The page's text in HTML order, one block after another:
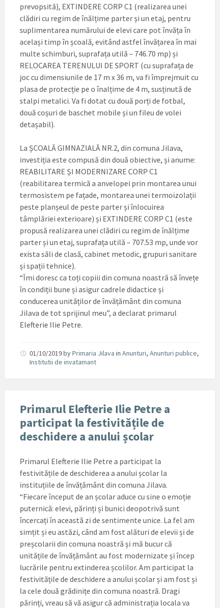
prevopsită), EXTINDERE CORP C1 (realizarea unei
clădiri cu regim de înălțime parter și un etaj, pentru
suplimentarea numărului de elevi care pot învăța în
același timp în școală, evitând astfel învățarea în mai
multe schimburi, suprafața utilă – 746.70 mp) și
RELOCAREA TERENULUI DE SPORT (cu suprafața de
joc cu dimensiunile de 17 m x 36 m, va fi împrejmuit cu
plasa de protecție pe o înalțime de 4 m, susținută de
stalpi metalici. Va fi dotat cu două porți de fotbal,
două coșuri de baschet mobile și un fileu de volei
detașabil).
La ȘCOALĂ GIMNAZIALĂ NR.2, din comuna Jilava,
investiția este compusă din două obiective, și anume:
REABILITARE ȘI MODERNIZARE CORP C1
(reabilitarea termică a anvelopei prin montarea unui
termosistem pe fațade, montarea unei termoizolații
peste planșeul de peste parter și înlocuirea
tâmplăriei exterioare) și EXTINDERE CORP C1 (este
propusă realizarea unei clădiri cu regim de înălțime
parter și un etaj, suprafața utilă – 707.53 mp, unde vor
exista săli de clasă, cabinet metodic, grupuri sanitare
și spații tehnice).
“Îmi doresc ca toți copiii din comuna noastră să învețe
în condiții bune și asigur cadrele didactice și
conducerea unităților de învățământ din comuna
Jilava de tot sprijinul meu”, a declarat primarul
Elefterie Ilie Petre.
01/10/2019byPrimaria Jilava in Anunturi, Anunturi publice,
Institutii de invatamant
Primarul Elefterie Ilie Petre a
participat la festivitățile de
deschidere a anului școlar
Primarul Elefterie Ilie Petre a participat la
festivitățile de deschiderea a anului școlar la
instituțiile de învățământ din comuna Jilava.
“Fiecare început de an școlar aduce cu sine o emoție
puternică: elevi, părinți și bunici deopotrivă sunt
încercați în această zi de sentimente unice. La fel am
simțit și eu astăzi, când am fost alături de elevii și de
preșcolarii din comuna noastră și mă bucur că
unitățile de învățământ au fost modernizate și încep
lucrările pentru extinderea școlilor. Am participat la
festivitățile de deschidere a anului școlar și am fost și
la cele două grădinițe din comuna noastră. Dragi
părinți, vreau să vă asigur că administrația locala va